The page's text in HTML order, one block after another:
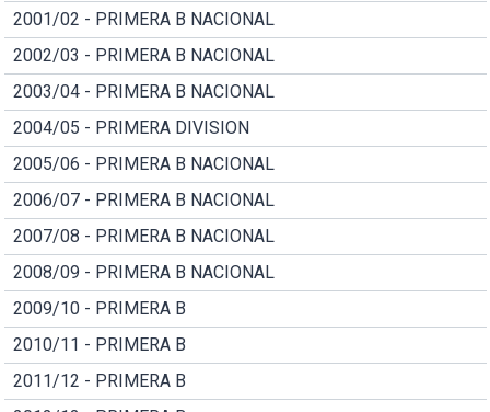
2001/02 - PRIMERA B NACIONAL
2002/03 - PRIMERA B NACIONAL
2003/04 - PRIMERA B NACIONAL
2004/05 - PRIMERA DIVISION
2005/06 - PRIMERA B NACIONAL
2006/07 - PRIMERA B NACIONAL
2007/08 - PRIMERA B NACIONAL
2008/09 - PRIMERA B NACIONAL
2009/10 - PRIMERA B
2010/11 - PRIMERA B
2011/12 - PRIMERA B